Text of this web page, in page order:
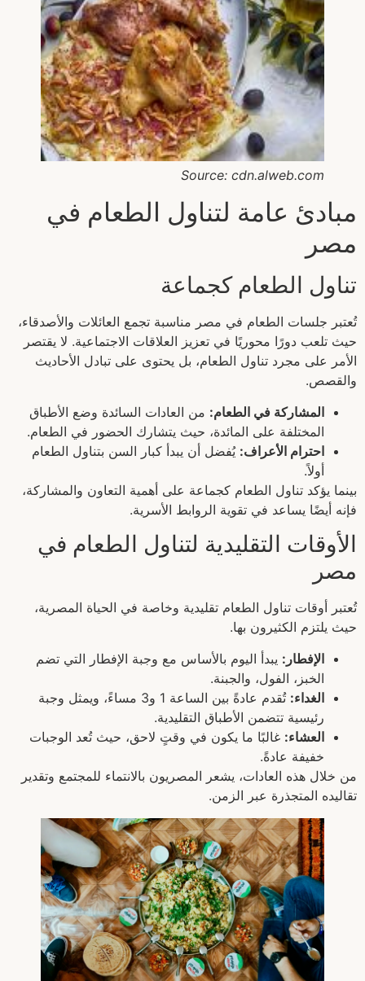
Source: cdn.alweb.com
مبادئ عامة لتناول الطعام في
مصر
تناول الطعام كجماعة
تُعتبر جلسات الطعام في مصر مناسبة تجمع العائلات والأصدقاء،
حيث تلعب دورًا محوريًا في تعزيز العلاقات الاجتماعية. لا يقتصر
الأمر على مجرد تناول الطعام، بل يحتوى على تبادل الأحاديث
والقصص.
المشاركة في الطعام: من العادات السائدة وضع الأطباق
المختلفة على المائدة، حيث يتشارك الحضور في الطعام.
احترام الأعراف: يُفضل أن يبدأ كبار السن بتناول الطعام
أولاً.
بينما يؤكد تناول الطعام كجماعة على أهمية التعاون والمشاركة،
فإنه أيضًا يساعد في تقوية الروابط الأسرية.
الأوقات التقليدية لتناول الطعام في
مصر
تُعتبر أوقات تناول الطعام تقليدية وخاصة في الحياة المصرية،
حيث يلتزم الكثيرون بها.
الإفطار: يبدأ اليوم بالأساس مع وجبة الإفطار التي تضم
الخبز، الفول، والجبنة.
الغداء:
تُقدم عادةً بين الساعة 1 و3 مساءً، ويمثل وجبة
رئيسية تتضمن الأطباق التقليدية.
العشاء: غالبًا ما يكون في وقتٍ لاحق، حيث تُعد الوجبات
خفيفة عادةً.
من خلال هذه العادات، يشعر المصريون بالانتماء للمجتمع وتقدير
تقاليده المتجذرة عبر الزمن.